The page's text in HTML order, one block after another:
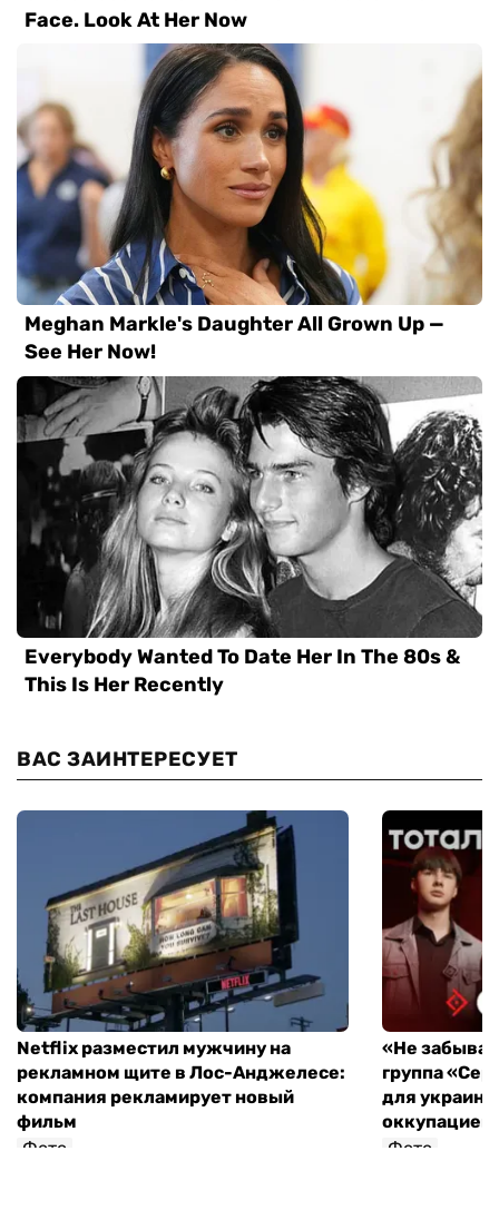
ВАС ЗАИНТЕРЕСУЕТ
Netflix разместил мужчину на
рекламном щите в Лос-Анджелесе:
компания рекламирует новый
фильм
Фото
«Не
группа
для
оккупацией
Фото